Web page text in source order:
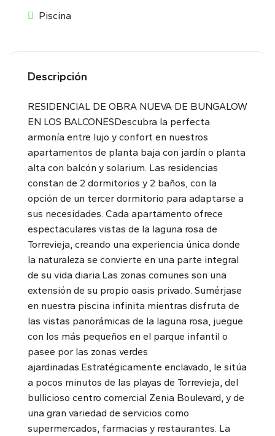
Piscina
Descripción
RESIDENCIAL DE OBRA NUEVA DE BUNGALOW
EN LOS BALCONESDescubra la perfecta
armonía entre lujo y confort en nuestros
apartamentos de planta baja con jardín o planta
alta con balcón y solarium. Las residencias
constan de 2 dormitorios y 2 baños, con la
opción de un tercer dormitorio para adaptarse a
sus necesidades. Cada apartamento ofrece
espectaculares vistas de la laguna rosa de
Torrevieja, creando una experiencia única donde
la naturaleza se convierte en una parte integral
de su vida diaria.Las zonas comunes son una
extensión de su propio oasis privado. Sumérjase
en nuestra piscina infinita mientras disfruta de
las vistas panorámicas de la laguna rosa, juegue
con los más pequeños en el parque infantil o
pasee por las zonas verdes
ajardinadas.Estratégicamente enclavado, le sitúa
a pocos minutos de las playas de Torrevieja, del
bullicioso centro comercial Zenia Boulevard, y de
una gran variedad de servicios como
supermercados, farmacias y restaurantes. La